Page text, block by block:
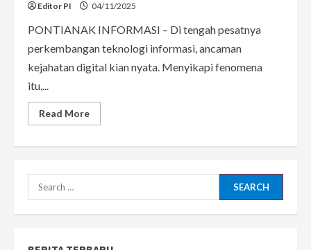
Editor PI 04/11/2025
PONTIANAK INFORMASI – Di tengah pesatnya
perkembangan teknologi informasi, ancaman
kejahatan digital kian nyata. Menyikapi fenomena
itu,...
Read MoreRead
more
‘Bahaya
Search
for: